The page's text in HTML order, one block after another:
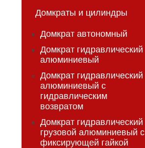
Домкраты и цилиндры
Домкрат автономный
Домкрат гидравлический
алюминиевый
Домкрат гидравлический
алюминиевый с
гидравлическим
возвратом
Домкрат гидравлический
грузовой алюминиевый с
фиксирующей гайкой